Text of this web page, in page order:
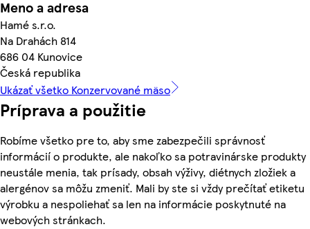
Meno a adresa
Hamé s.r.o.
Na Drahách 814
686 04 Kunovice
Česká republika
Ukázať všetko Konzervované mäso
Príprava a použitie
Robíme všetko pre to, aby sme zabezpečili správnosť
informácií o produkte, ale nakoľko sa potravinárske produkty
neustále menia, tak prísady, obsah výživy, diétnych zložiek a
alergénov sa môžu zmeniť. Mali by ste si vždy prečítať etiketu
výrobku a nespoliehať sa len na informácie poskytnuté na
webových stránkach.